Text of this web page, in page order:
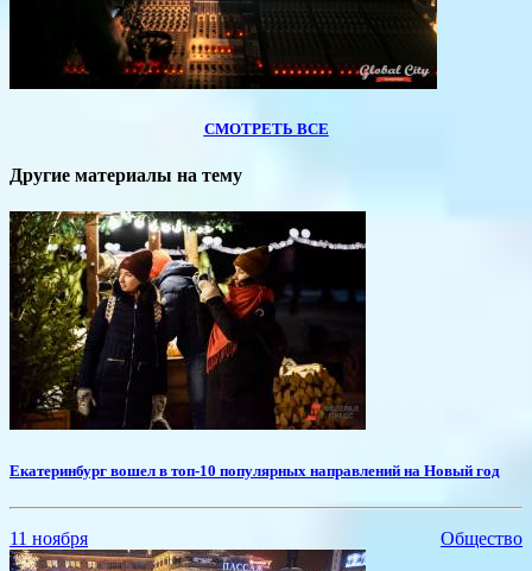
СМОТРЕТЬ ВСЕ
Другие материалы на тему
Екатеринбург вошел в топ-10 популярных направлений на Новый год
11 ноября Общество